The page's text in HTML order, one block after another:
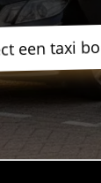
een taxi